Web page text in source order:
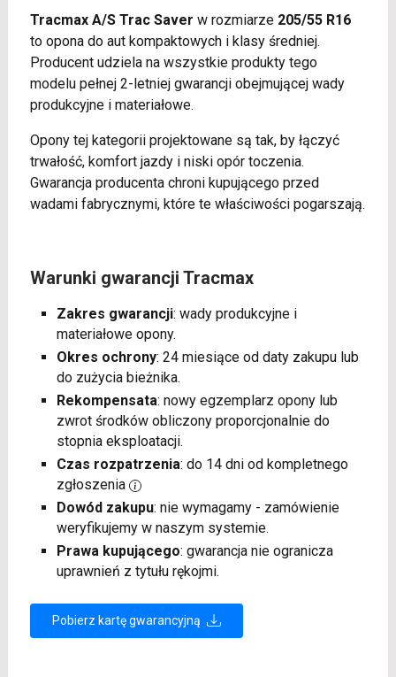
Tracmax A/S Trac Saver w rozmiarze 205/55 R16
to opona do aut kompaktowych i klasy średniej.
Producent udziela na wszystkie produkty tego
modelu pełnej 2-letniej gwarancji obejmującej wady
produkcyjne i materiałowe.
Opony tej kategorii projektowane są tak, by łączyć
trwałość, komfort jazdy i niski opór toczenia.
Gwarancja producenta chroni kupującego przed
wadami fabrycznymi, które te właściwości pogarszają.
Warunki gwarancji Tracmax
Zakres gwarancji: wady produkcyjne i
materiałowe opony.
Okres ochrony: 24 miesiące od daty zakupu lub
do zużycia bieżnika.
Rekompensata: nowy egzemplarz opony lub
zwrot środków obliczony proporcjonalnie do
stopnia eksploatacji.
Czas rozpatrzenia: do 14 dni od kompletnego
zgłoszenia
Dowód zakupu: nie wymagamy - zamówienie
weryfikujemy w naszym systemie.
Prawa kupującego: gwarancja nie ogranicza
uprawnień z tytułu rękojmi.
Pobierz kartę gwarancyjną